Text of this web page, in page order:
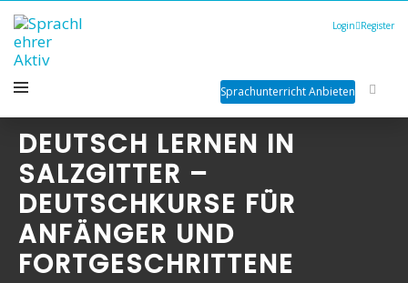
Login Register
Sprachunterricht Anbieten
DEUTSCH LERNEN IN
SALZGITTER –
DEUTSCHKURSE FÜR
ANFÄNGER UND
FORTGESCHRITTENE